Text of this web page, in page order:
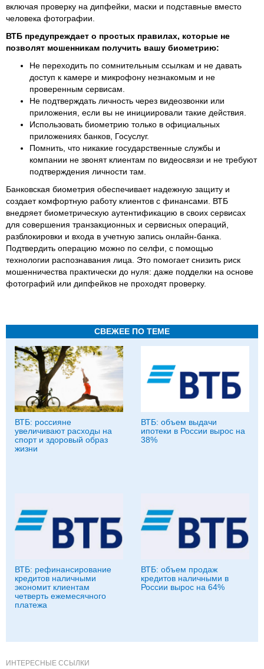
включая проверку на дипфейки, маски и подставные вместо
человека фотографии.
ВТБ предупреждает о простых правилах, которые не
позволят мошенникам получить вашу биометрию:
Не переходить по сомнительным ссылкам и не давать
доступ к камере и микрофону незнакомым и не
проверенным сервисам.
Не подтверждать личность через видеозвонки или
приложения, если вы не инициировали такие действия.
Использовать биометрию только в официальных
приложениях банков, Госуслуг.
Помнить, что никакие государственные службы и
компании не звонят клиентам по видеосвязи и не требуют
подтверждения личности там.
Банковская биометрия обеспечивает надежную защиту и
создает комфортную работу клиентов с финансами. ВТБ
внедряет биометрическую аутентификацию в своих сервисах
для совершения транзакционных и сервисных операций,
разблокировки и входа в учетную запись онлайн-банка.
Подтвердить операцию можно по селфи, с помощью
технологии распознавания лица. Это помогает снизить риск
мошенничества практически до нуля: даже подделки на основе
фотографий или дипфейков не проходят проверку.
СВЕЖЕЕ ПО ТЕМЕ
ВТБ: россияне
увеличивают расходы на
спорт и здоровый образ
жизни
ВТБ: объем выдачи
ипотеки в России вырос на
38%
ВТБ: рефинансирование
кредитов наличными
экономит клиентам
четверть ежемесячного
платежа
ВТБ: объем продаж
кредитов наличными в
России вырос на 64%
ИНТЕРЕСНЫЕ ССЫЛКИ